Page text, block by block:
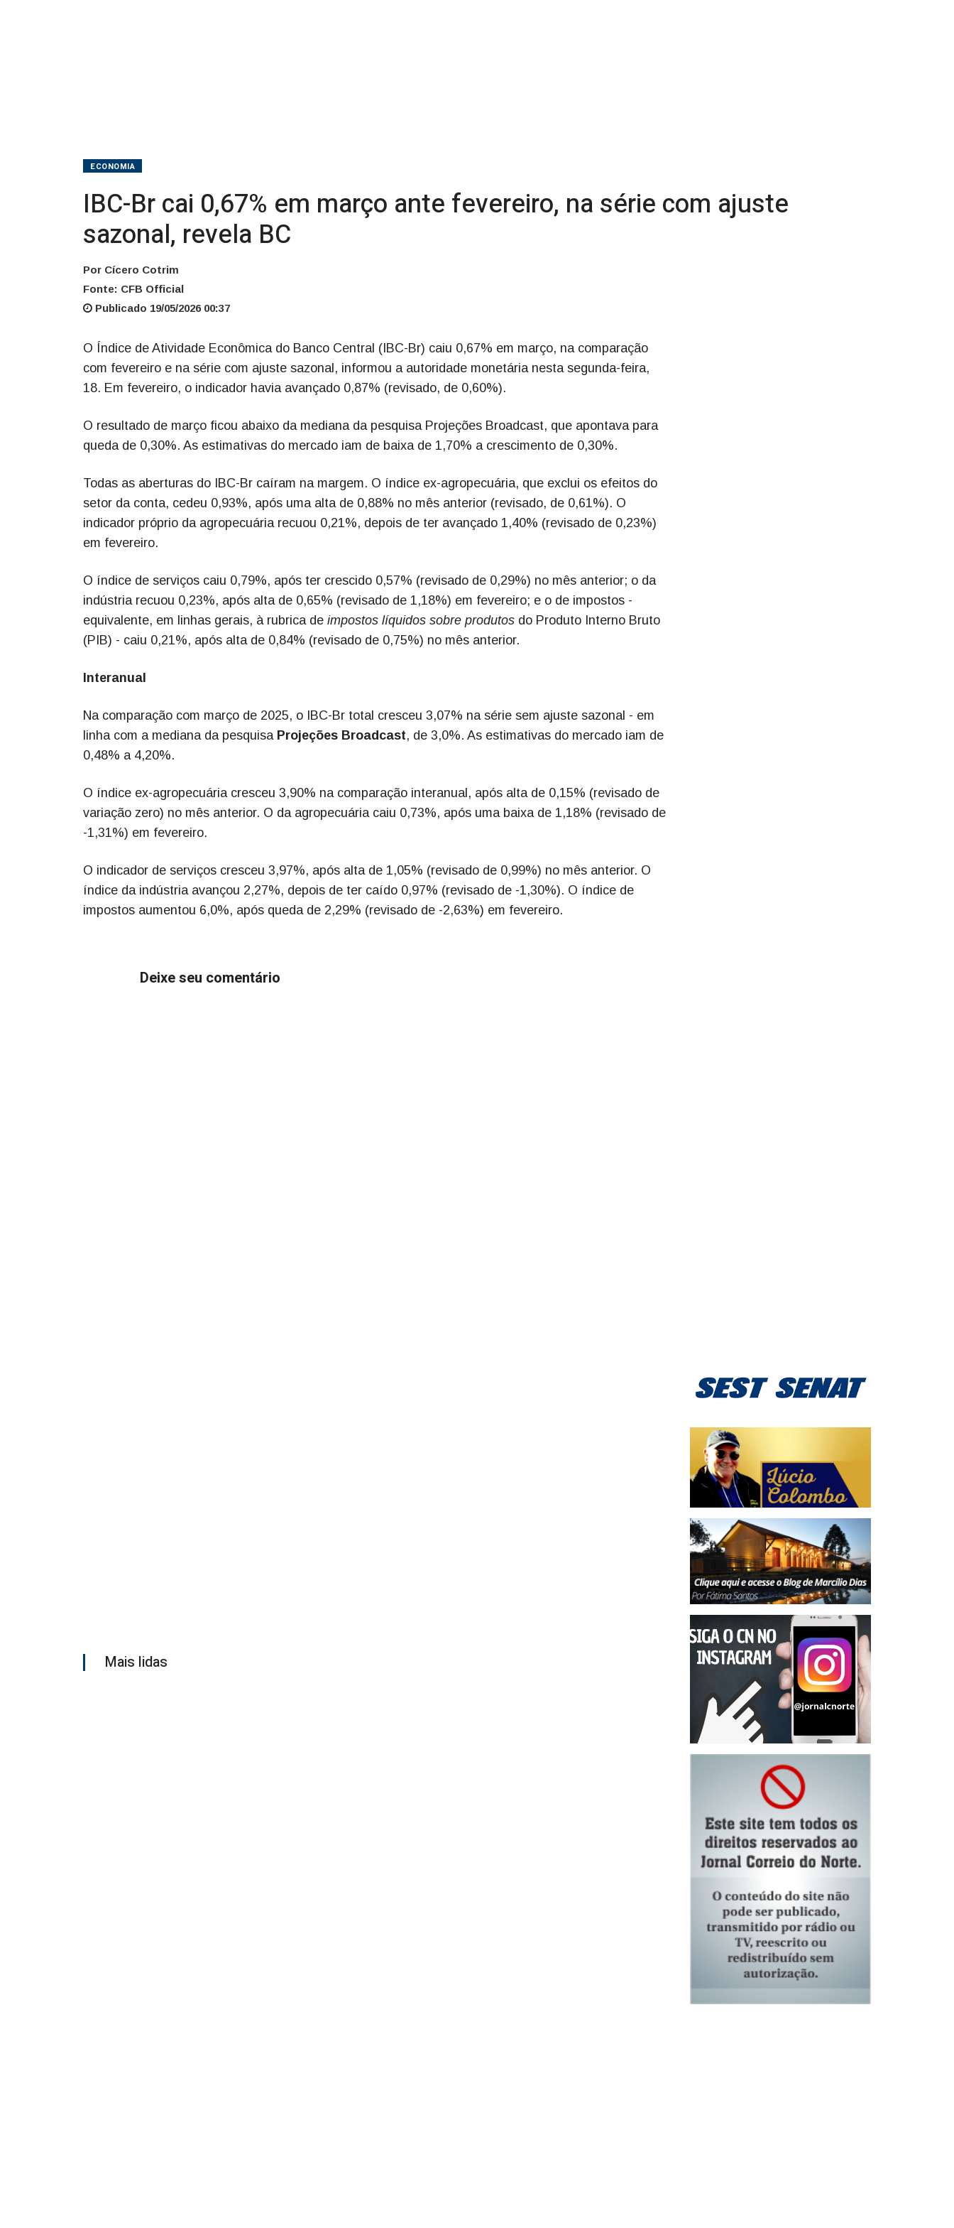
ECONOMIA
IBC-Br cai 0,67% em março ante fevereiro, na série com ajuste
sazonal, revela BC
Por Cícero Cotrim
Fonte: CFB Official
Publicado 19/05/2026 00:37
O Índice de Atividade Econômica do Banco Central (IBC-Br) caiu 0,67% em março, na comparação
com fevereiro e na série com ajuste sazonal, informou a autoridade monetária nesta segunda-feira,
18. Em fevereiro, o indicador havia avançado 0,87% (revisado, de 0,60%).
O resultado de março ficou abaixo da mediana da pesquisa Projeções Broadcast, que apontava para
queda de 0,30%. As estimativas do mercado iam de baixa de 1,70% a crescimento de 0,30%.
Todas as aberturas do IBC-Br caíram na margem. O índice ex-agropecuária, que exclui os efeitos do
setor da conta, cedeu 0,93%, após uma alta de 0,88% no mês anterior (revisado, de 0,61%). O
indicador próprio da agropecuária recuou 0,21%, depois de ter avançado 1,40% (revisado de 0,23%)
em fevereiro.
O índice de serviços caiu 0,79%, após ter crescido 0,57% (revisado de 0,29%) no mês anterior; o da
indústria recuou 0,23%, após alta de 0,65% (revisado de 1,18%) em fevereiro; e o de impostos -
equivalente, em linhas gerais, à rubrica de impostos líquidos sobre produtos do Produto Interno Bruto
(PIB) - caiu 0,21%, após alta de 0,84% (revisado de 0,75%) no mês anterior.
Interanual
Na comparação com março de 2025, o IBC-Br total cresceu 3,07% na série sem ajuste sazonal - em
linha com a mediana da pesquisa Projeções Broadcast, de 3,0%. As estimativas do mercado iam de
0,48% a 4,20%.
O índice ex-agropecuária cresceu 3,90% na comparação interanual, após alta de 0,15% (revisado de
variação zero) no mês anterior. O da agropecuária caiu 0,73%, após uma baixa de 1,18% (revisado de
-1,31%) em fevereiro.
O indicador de serviços cresceu 3,97%, após alta de 1,05% (revisado de 0,99%) no mês anterior. O
índice da indústria avançou 2,27%, depois de ter caído 0,97% (revisado de -1,30%). O índice de
impostos aumentou 6,0%, após queda de 2,29% (revisado de -2,63%) em fevereiro.
Deixe seu comentário
Mais lidas